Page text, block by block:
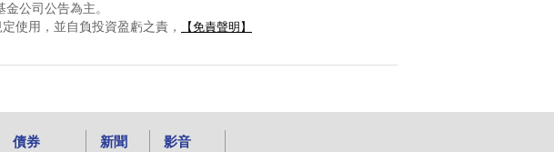
公司公告為主。
使用，並自負投資盈虧之責，
【免責聲明】
債券 新聞 影音